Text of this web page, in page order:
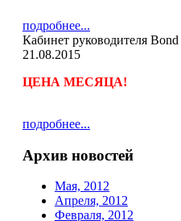
подробнее...
Кабинет руководителя Bond
21.08.2015
ЦЕНА МЕСЯЦА!
подробнее...
Архив новостей
Мая, 2012
Апреля, 2012
Февраля, 2012